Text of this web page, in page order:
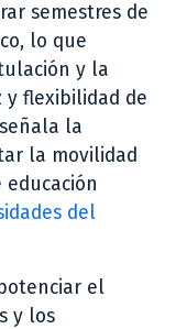
semestres de
lo que
y la
y flexibilidad de
la
la movilidad
del
el
y los